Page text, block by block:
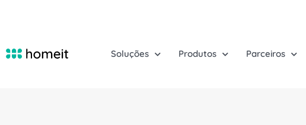
Soluções Produtos Parceiros